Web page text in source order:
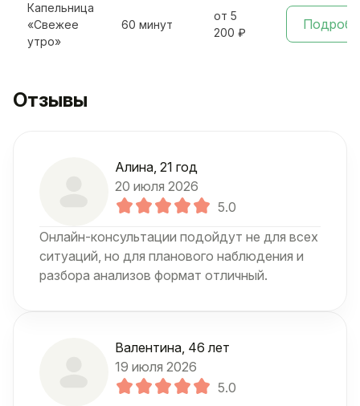
Капельница
«Свежее
утро»
60 минут
от 5
200 ₽
Отзывы
Алина, 21 год
20 июля 2026
5.0
Онлайн-консультации подойдут не для всех
ситуаций, но для планового наблюдения и
разбора анализов формат отличный.
Валентина, 46 лет
19 июля 2026
5.0